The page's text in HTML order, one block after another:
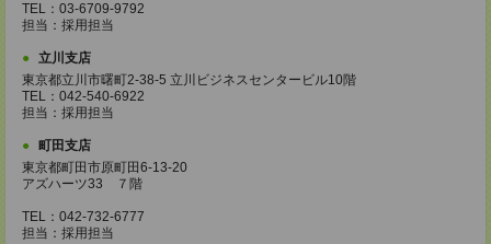
TEL：03-6709-9792
担当：採用担当
立川支店
東京都立川市曙町2-38-5 立川ビジネスセンタービル10階
TEL：042-540-6922
担当：採用担当
町田支店
東京都町田市原町田6-13-20
アズハーツ33 ７階
TEL：042-732-6777
担当：採用担当